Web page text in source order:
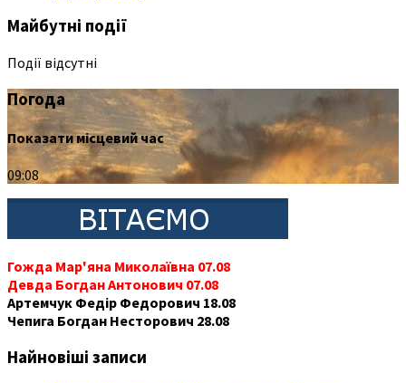
Майбутні події
Події відсутні
Погода
Показати місцевий час
09:08
Гожда Мар'яна Миколаївна 07.08
Девда Богдан Антонович 07.08
Артемчук Федір Федорович 18.08
Чепига Богдан Несторович 28.08
Найновіші записи